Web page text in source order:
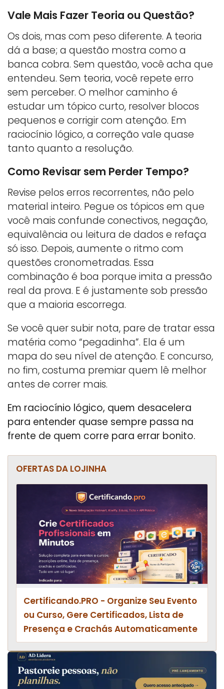
Vale Mais Fazer Teoria ou Questão?
Os dois, mas com peso diferente. A teoria
dá a base; a questão mostra como a
banca cobra. Sem questão, você acha que
entendeu. Sem teoria, você repete erro
sem perceber. O melhor caminho é
estudar um tópico curto, resolver blocos
pequenos e corrigir com atenção. Em
raciocínio lógico, a correção vale quase
tanto quanto a resolução.
Como Revisar sem Perder Tempo?
Revise pelos erros recorrentes, não pelo
material inteiro. Pegue os tópicos em que
você mais confunde conectivos, negação,
equivalência ou leitura de dados e refaça
só isso. Depois, aumente o ritmo com
questões cronometradas. Essa
combinação é boa porque imita a pressão
real da prova. E é justamente sob pressão
que a maioria escorrega.
Se você quer subir nota, pare de tratar essa
matéria como “pegadinha”. Ela é um
mapa do seu nível de atenção. E concurso,
no fim, costuma premiar quem lê melhor
antes de correr mais.
Em raciocínio lógico, quem desacelera
para entender quase sempre passa na
frente de quem corre para errar bonito.
OFERTAS DA LOJINHA
Certificando.PRO - Organize Seu Evento
ou Curso, Gere Certificados, Lista de
Presença e Crachás Automaticamente